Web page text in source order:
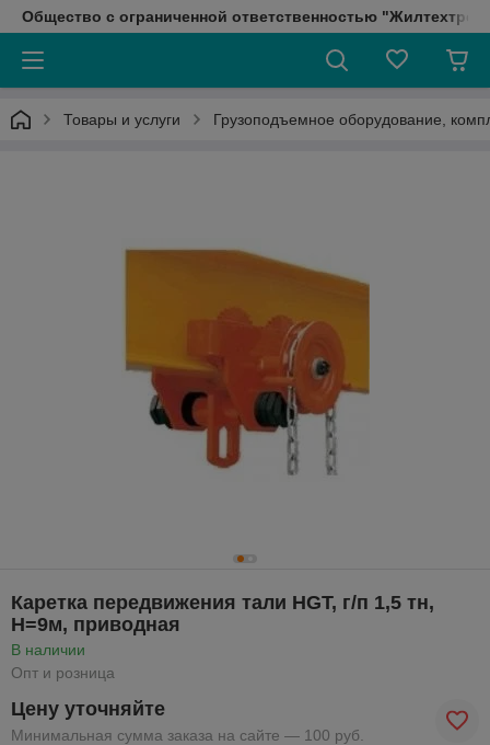
Общество с ограниченной ответственностью
Товары и услуги Грузоподъемное оборудование,
Каретка передвижения тали HGT, г/п 1,5 тн,
H=9м, приводная
В наличии
Опт и розница
Цену уточняйте
Минимальная сумма заказа на сайте — 100 руб.